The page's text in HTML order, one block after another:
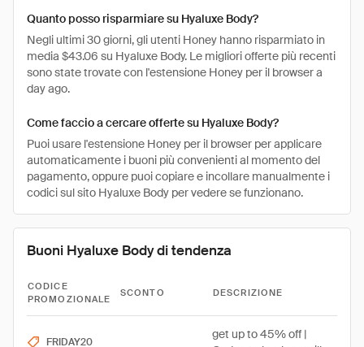
Quanto posso risparmiare su Hyaluxe Body?
Negli ultimi 30 giorni, gli utenti Honey hanno risparmiato in
media $43.06 su Hyaluxe Body. Le migliori offerte più recenti
sono state trovate con l'estensione Honey per il browser a
day ago.
Come faccio a cercare offerte su Hyaluxe Body?
Puoi usare l'estensione Honey per il browser per applicare
automaticamente i buoni più convenienti al momento del
pagamento, oppure puoi copiare e incollare manualmente i
codici sul sito Hyaluxe Body per vedere se funzionano.
Buoni Hyaluxe Body di tendenza
CODICE
PROMOZIONALE
SCONTO DESCRIZIONE
FRIDAY20
get up to 45% off |